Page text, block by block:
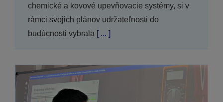
chemické a kovové upevňovacie systémy, si v
rámci svojich plánov udržateľnosti do
budúcnosti vybrala [ ... ]